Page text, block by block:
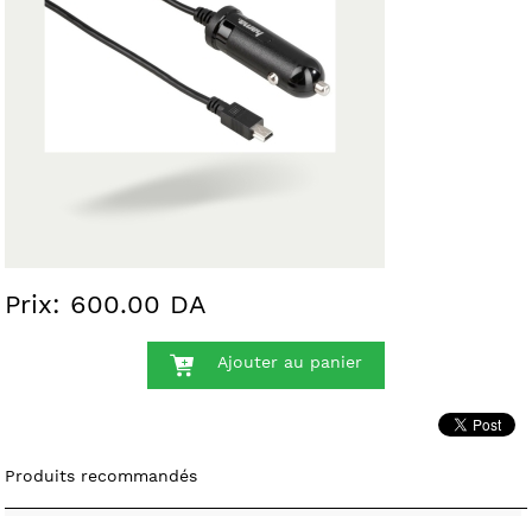
Prix: 600.00 DA
Ajouter au panier
Produits recommandés